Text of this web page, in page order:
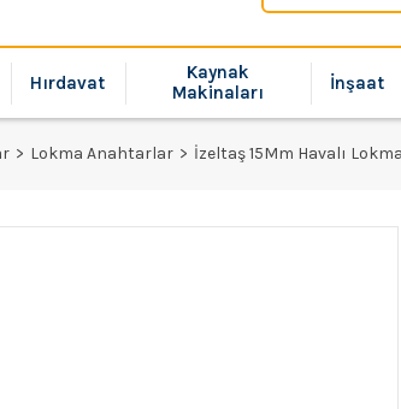
Hırdavat
Kaynak
Makinaları
İnşaat
Lokma Anahtarlar İzeltaş 15Mm Havalı Lokma